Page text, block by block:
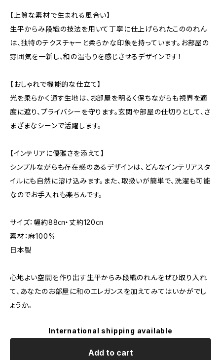
【上質な素材で生まれる風合い】
生平からみ段織の技法を用いて丁寧に仕上げられたこののれん
は、独特のテクスチャーと柔らかな印象を持っています。お部屋の
雰囲気を一新し、和の温もりを感じさせるデザインです！
【おしゃれで機能的な仕立て】
光を柔らかく通す生地は、お部屋を明るく保ちながらも視界を適
度に遮り、プライバシーを守ります。玄関や部屋の仕切りとして、さ
まざまなシーンで活躍します。
【インテリアに優雅さを添えて】
シンプルながらも存在感のあるデザインは、どんなインテリアスタ
イルにも自然に溶け込みます。また、取扱いが簡単で、洗濯も可能
なのでお手入れも楽ちんです。
サイズ：幅約88㎝・丈約120㎝
素材：麻100%
日本製
心地よい空間を作り出す生平からみ段織のれんをぜひ取り入れ
て、あなたのお部屋に和のエレガンスを加えてみてはいかがでし
ょうか。
International shipping available
Add to cart